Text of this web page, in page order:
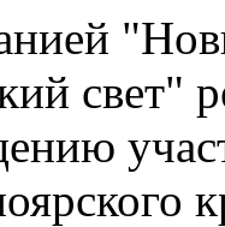
свет"